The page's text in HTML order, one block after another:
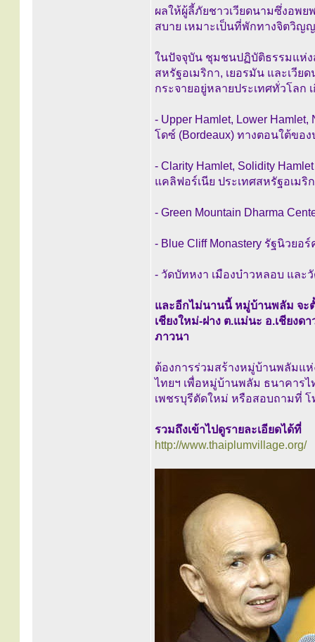
ผลให้ผู้ลี้ภัยชาวเวียดนามซึ่งอพย
สบาย เหมาะเป็นที่พักทางจิตวิญ
ในปัจจุบัน ชุมชนปฏิบัติธรรมแห่ง
สหรัฐอเมริกา, เยอรมัน และเวี
กระจายอยู่หลายประเทศทั่วโลก
- Upper Hamlet, Lower
โดซ์ (Bordeaux) ทางตอนใต้ของ
- Clarity Hamlet, Solidity
แคลิฟอร์เนีย ประเทศสหรัฐอเมริ
- Green Mountain Dharma
- Blue Cliff Monastery รัฐนิวยอ
- วัดบัทหงา เมืองบ๋าวหลอบ และ
และอีกไม่นานนี้ หมู่บ้านพลัม จะ
เชียงใหม่-ฝาง ต.แม่นะ อ.เชียงด
ภาวนา
ต้องการร่วมสร้างหมู่บ้านพลัมแ
ไทยฯ เพื่อหมู่บ้านพลัม ธนาคาร
เพชรบุรีตัดใหม่ หรือสอบถามที่ โ
รวมถึงเข้าไปดูรายละเอียดได้ที่
http://www.thaiplumvillage.org/